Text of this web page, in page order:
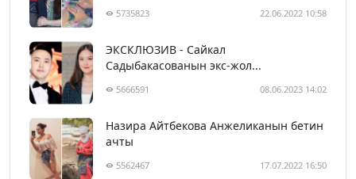
5735823 22.06.2022 10:58
ЭКСКЛЮЗИВ - Сайкал
Садыбакасованын экс-жол...
5666591 08.06.2023 14:02
Назира Айтбекова Анжеликанын бетин
ачты
5562467 17.07.2022 16:50